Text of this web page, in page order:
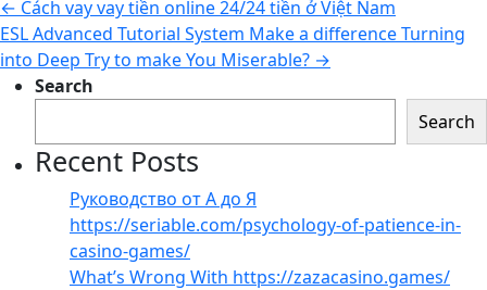
← Cách vay vay tiền online 24/24 tiền ở Việt Nam
ESL Advanced Tutorial System Make a difference Turning
into Deep Try to make You Miserable? →
Search
Search
Recent Posts
Руководство от А до Я
https://seriable.com/psychology-of-patience-in-
casino-games/
What’s Wrong With https://zazacasino.games/